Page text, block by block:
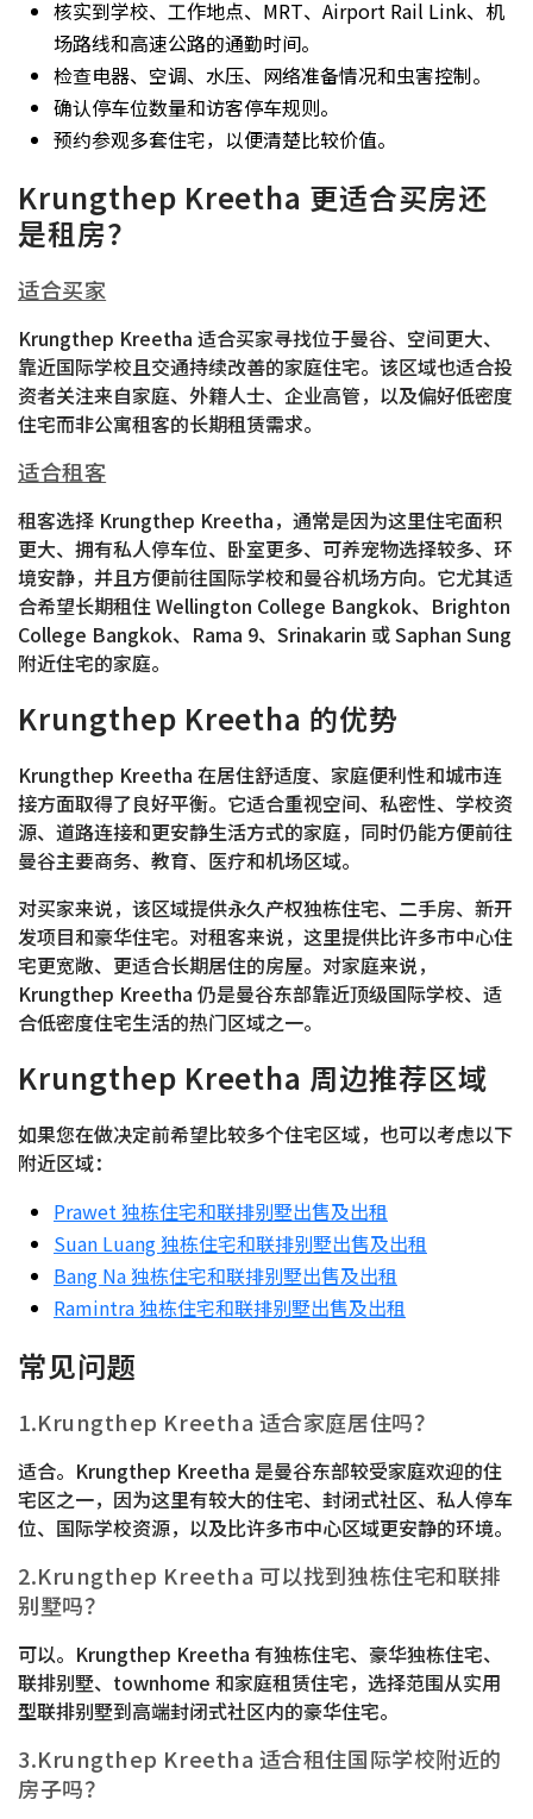
核实到学校、工作地点、MRT、Airport Rail Link、机
场路线和高速公路的通勤时间。
检查电器、空调、水压、网络准备情况和虫害控制。
确认停车位数量和访客停车规则。
预约参观多套住宅，以便清楚比较价值。
Krungthep Kreetha 更适合买房还
是租房？
适合买家
Krungthep Kreetha 适合买家寻找位于曼谷、空间更大、
靠近国际学校且交通持续改善的家庭住宅。该区域也适合投
资者关注来自家庭、外籍人士、企业高管，以及偏好低密度
住宅而非公寓租客的长期租赁需求。
适合租客
租客选择 Krungthep Kreetha，通常是因为这里住宅面积
更大、拥有私人停车位、卧室更多、可养宠物选择较多、环
境安静，并且方便前往国际学校和曼谷机场方向。它尤其适
合希望长期租住 Wellington College Bangkok、Brighton
College Bangkok、Rama 9、Srinakarin 或 Saphan Sung
附近住宅的家庭。
Krungthep Kreetha 的优势
Krungthep Kreetha 在居住舒适度、家庭便利性和城市连
接方面取得了良好平衡。它适合重视空间、私密性、学校资
源、道路连接和更安静生活方式的家庭，同时仍能方便前往
曼谷主要商务、教育、医疗和机场区域。
对买家来说，该区域提供永久产权独栋住宅、二手房、新开
发项目和豪华住宅。对租客来说，这里提供比许多市中心住
宅更宽敞、更适合长期居住的房屋。对家庭来说，
Krungthep Kreetha 仍是曼谷东部靠近顶级国际学校、适
合低密度住宅生活的热门区域之一。
Krungthep Kreetha 周边推荐区域
如果您在做决定前希望比较多个住宅区域，也可以考虑以下
附近区域：
Prawet 独栋住宅和联排别墅出售及出租
Suan Luang 独栋住宅和联排别墅出售及出租
Bang Na 独栋住宅和联排别墅出售及出租
Ramintra 独栋住宅和联排别墅出售及出租
常见问题
1.Krungthep Kreetha 适合家庭居住吗？
适合。Krungthep Kreetha 是曼谷东部较受家庭欢迎的住
宅区之一，因为这里有较大的住宅、封闭式社区、私人停车
位、国际学校资源，以及比许多市中心区域更安静的环境。
2.Krungthep Kreetha 可以找到独栋住宅和联排
别墅吗？
可以。Krungthep Kreetha 有独栋住宅、豪华独栋住宅、
联排别墅、townhome 和家庭租赁住宅，选择范围从实用
型联排别墅到高端封闭式社区内的豪华住宅。
3.Krungthep Kreetha 适合租住国际学校附近的
房子吗？